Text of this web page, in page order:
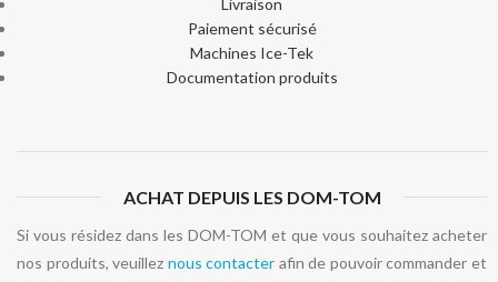
Paiement sécurisé
Machines Ice-Tek
Documentation produits
ACHAT DEPUIS LES DOM-TOM
Si vous résidez dans les DOM-TOM et que vous souhaitez acheter
nos produits, veuillez nous contacter afin de pouvoir commander et